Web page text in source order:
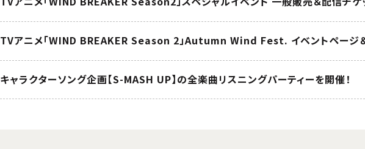
TVアニメ「WIND BREAKER Season 2」Autumn Wind Fest. イベントページ
キャラクターソング企画【S-MASH UP】の全楽曲リスニングパーティーを開催！